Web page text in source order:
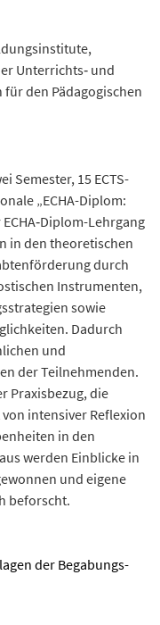
e
Unterrichts‐ und
den Pädagogischen
Semester, 15 ECTS-
„ECHA-Diplom:
Lehrgang
in den theoretischen
durch
Instrumenten,
sowie
Dadurch
und
der Teilnehmenden.
Praxisbezug, die
intensiver Reflexion
in den
werden Einblicke in
und eigene
beforscht.
der Begabungs-